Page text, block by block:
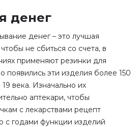
денег
денег – это лучшая
не сбиться со счета, в
применяют резинки для
появились эти изделия более 150
века. Изначально их
аптекари, чтобы
с лекарствами рецепт
с годами функции изделий